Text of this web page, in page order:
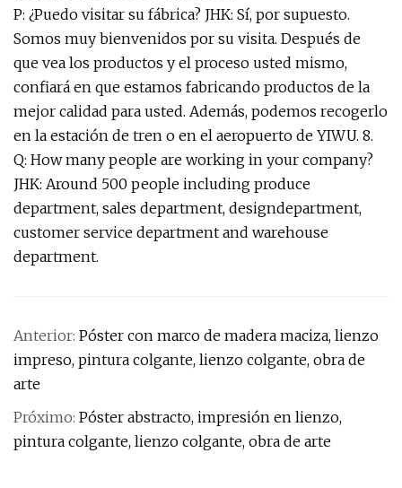
P: ¿Puedo visitar su fábrica? JHK: Sí, por supuesto.
Somos muy bienvenidos por su visita. Después de
que vea los productos y el proceso usted mismo,
confiará en que estamos fabricando productos de la
mejor calidad para usted. Además, podemos recogerlo
en la estación de tren o en el aeropuerto de YIWU. 8.
Q: How many people are working in your company?
JHK: Around 500 people including produce
department, sales department, designdepartment,
customer service department and warehouse
department.
Anterior: Póster con marco de madera maciza, lienzo
impreso, pintura colgante, lienzo colgante, obra de
arte
Próximo: Póster abstracto, impresión en lienzo,
pintura colgante, lienzo colgante, obra de arte